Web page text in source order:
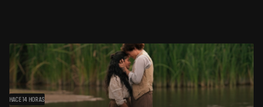
HACE 14 HORAS